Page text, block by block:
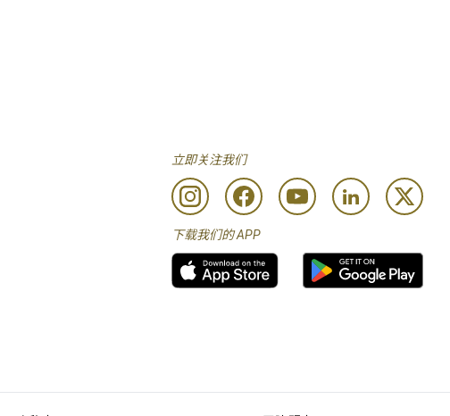
立即关注我们
下载我们的 APP